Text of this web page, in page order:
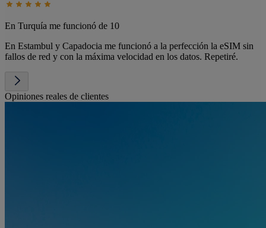
En Turquía me funcionó de 10
En Estambul y Capadocia me funcionó a la perfección la eSIM sin
fallos de red y con la máxima velocidad en los datos. Repetiré.
Opiniones reales de clientes